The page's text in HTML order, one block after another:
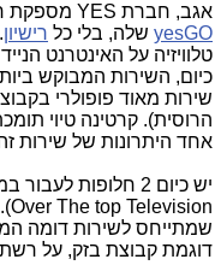
אגב, חברת YES מספקת חלק מהיכולות של הדור הבא בשירות
yesGO שלה, בלי כל רישיון
טלוויזיה על האינטרנט
כיום, השירות המבוקש
שירות מאוד פופולרי
הרוסית). קרטינה טיוי
אחד היתרונות של שירות
שמתייחס לשירות דומה
דוגמת קבוצת בזק, על